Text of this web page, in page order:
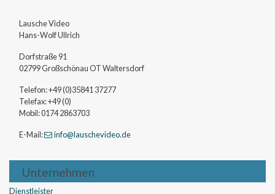
Lausche Video
Hans-WolfUllrich
Dorfstraße 91
02799Großschönau OT Waltersdorf
Telefon:+49 (0)35841 37277
Telefax:+49 (0)
Mobil:0174 2863703
E-Mail: info@lauschevideo.de
Unternehmen
Dienstleister